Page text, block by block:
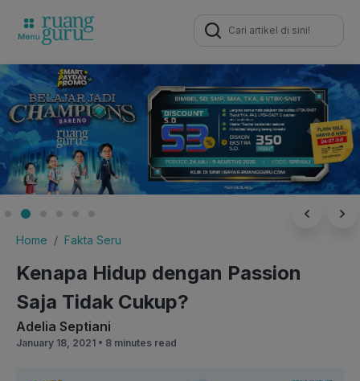
Search
for:
Home Fakta Seru
Kenapa Hidup dengan Passion
Saja Tidak Cukup?
Adelia Septiani
January 18, 2021 • 8 minutes read